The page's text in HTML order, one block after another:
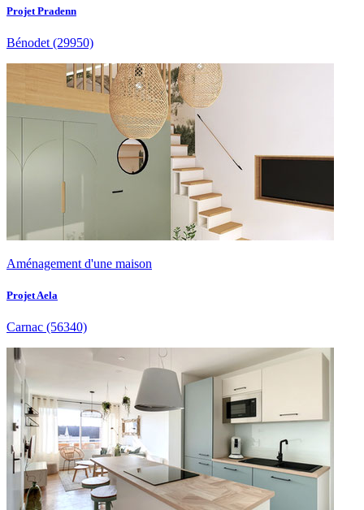
Projet Pradenn
Bénodet (29950)
Aménagement d'une maison
Projet Aela
Carnac (56340)